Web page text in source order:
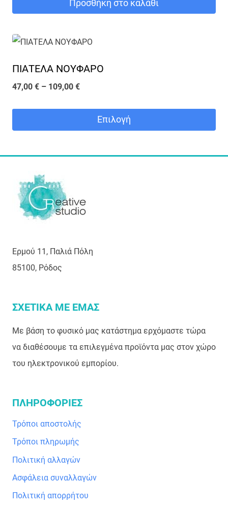
Προσθήκη στο καλάθι
ΠΙΑΤΕΛΑ ΝΟΥΦΑΡΟ
47,00 € – 109,00 €Price
47,00 €Επιλογή
το
έχει
πολλαπλές
παραλλαγές.
επιλογές
μπορούν
σελίδα
του
προϊόντος
Ερμού 11, Παλιά Πόλη
85100, Ρόδος
ΣΧΕΤΙΚΑ ΜΕ ΕΜΑΣ
Με βάση το φυσικό μας κατάστημα ερχόμαστε τώρα
να διαθέσουμε τα επιλεγμένα προϊόντα μας στον χώρο
του ηλεκτρονικού εμπορίου.
ΠΛΗΡΟΦΟΡΙΕΣ
Τρόποι αποστολής
Τρόποι πληρωμής
Πολιτική αλλαγών
Ασφάλεια συναλλαγών
Πολιτική απορρήτου